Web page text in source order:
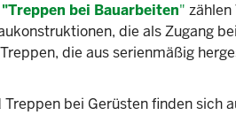
bei Bauarbeiten"
die als Zugang
die aus serienmäßig
Treppen bei Gerüsten finden sich